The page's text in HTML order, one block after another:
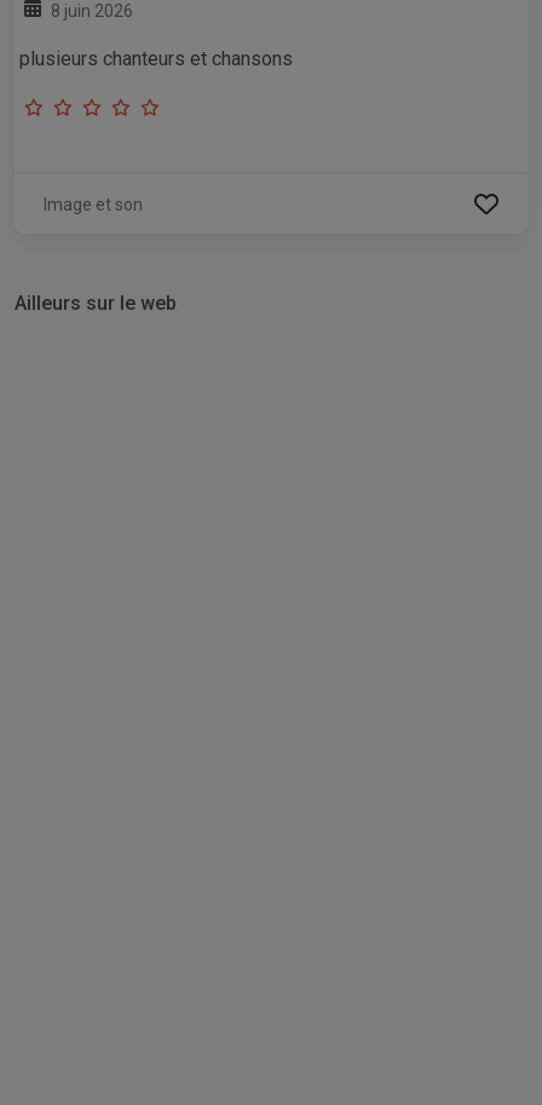
8 juin 2026
plusieurs chanteurs et chansons
Image et son
Ailleurs sur le web